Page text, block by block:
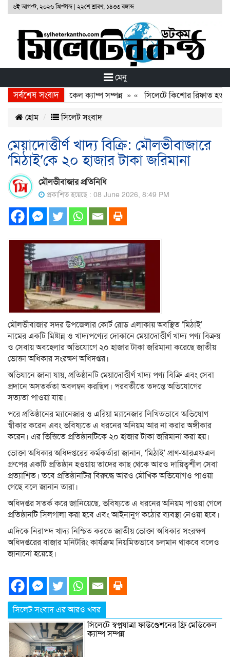
৬ই আগস্ট, ২০২৬ খ্রিস্টাব্দ| ২২শে শ্রাবণ, ১৪৩৩ বঙ্গাব্দ
মেনু
সর্বশেষ সংবাদফ্রি মেডিকেল ক্যাম্প সম্পন্ন» «সিলেটে কিশোর রিফাত
হোম সিলেট সংবাদ
মেয়াদোত্তীর্ণ খাদ্য বিক্রি: মৌলভীবাজারে
‘মিঠাই’কে ২০ হাজার টাকা জরিমানা
মৌলভীবাজার প্রতিনিধি
প্রকাশিত হয়েছে : 08 June 2026, 8:49 PM
মৌলভীবাজার সদর উপজেলার কোর্ট রোড এলাকায় অবস্থিত ‘মিঠাই’
নামের একটি মিষ্টান্ন ও খাদ্যপণ্যের দোকানে মেয়াদোত্তীর্ণ খাদ্য পণ্য বিক্রয়
ও সেবায় অবহেলার অভিযোগে ২০ হাজার টাকা জরিমানা করেছে জাতীয়
ভোক্তা অধিকার সংরক্ষণ অধিদপ্তর।
অভিযানে জানা যায়, প্রতিষ্ঠানটি মেয়াদোত্তীর্ণ খাদ্য পণ্য বিক্রি এবং সেবা
প্রদানে অসতর্কতা অবলম্বন করছিল। পরবর্তীতে তদন্তে অভিযোগের
সত্যতা পাওয়া যায়।
পরে প্রতিষ্ঠানের ম্যানেজার ও এরিয়া ম্যানেজার লিখিতভাবে অভিযোগ
স্বীকার করেন এবং ভবিষ্যতে এ ধরনের অনিয়ম আর না করার অঙ্গীকার
করেন। এর ভিত্তিতে প্রতিষ্ঠানটিকে ২০ হাজার টাকা জরিমানা করা হয়।
ভোক্তা অধিকার অধিদপ্তরের কর্মকর্তারা জানান, ‘মিঠাই’ প্রাণ-আরএফএল
গ্রুপের একটি প্রতিষ্ঠান হওয়ায় তাদের কাছ থেকে আরও দায়িত্বশীল সেবা
প্রত্যাশিত। তবে প্রতিষ্ঠানটির বিরুদ্ধে আরও মৌখিক অভিযোগও পাওয়া
গেছে বলে জানান তারা।
অধিদপ্তর সতর্ক করে জানিয়েছে, ভবিষ্যতে এ ধরনের অনিয়ম পাওয়া গেলে
প্রতিষ্ঠানটি সিলগালা করা হবে এবং আইনানুগ কঠোর ব্যবস্থা নেওয়া হবে।
এদিকে নিরাপদ খাদ্য নিশ্চিত করতে জাতীয় ভোক্তা অধিকার সংরক্ষণ
অধিদপ্তরের বাজার মনিটরিং কার্যক্রম নিয়মিতভাবে চলমান থাকবে বলেও
জানানো হয়েছে।
সিলেট সংবাদ এর আরও খবর
সিলেটে স্বপ্নযাত্রা ফাউণ্ডেশনের ফ্রি মেডিকেল
ক্যাম্প সম্পন্ন